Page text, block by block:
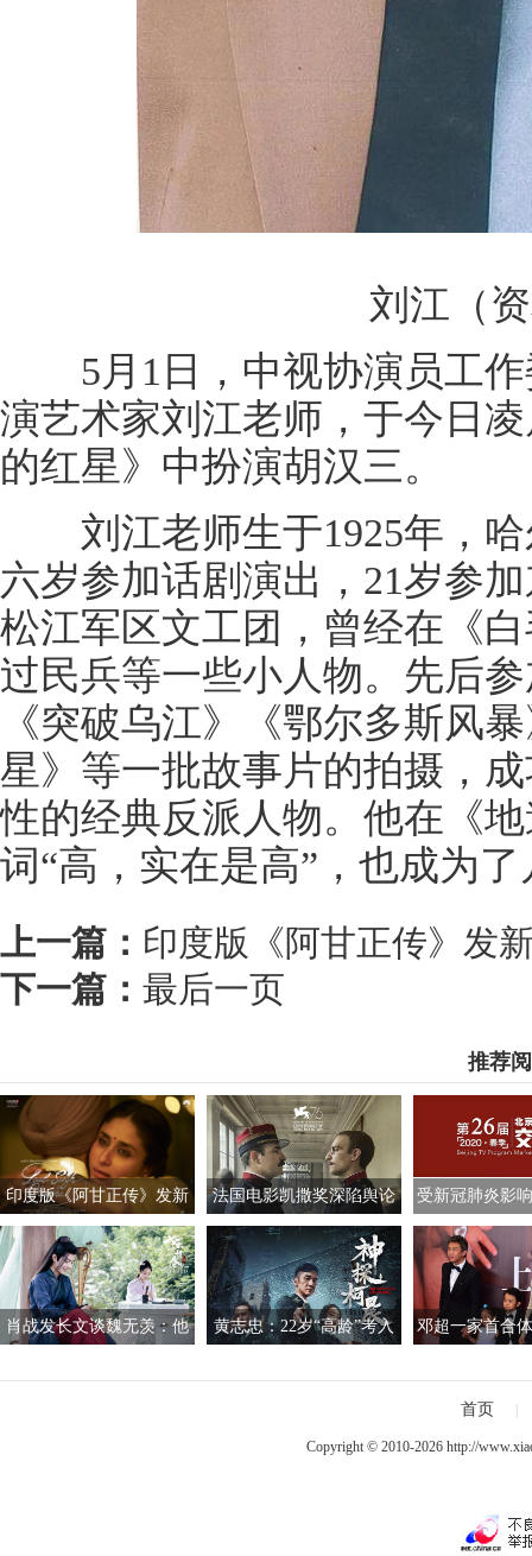
刘江（
5月1日，中视协演员工作
演艺术家刘江老师，于今日
的红星》中扮演胡汉三。
刘江老师生于1925年，哈
六岁参加话剧演出，21岁参
松江军区文工团，曾经在《
过民兵等一些小人物。先后
《突破乌江》《鄂尔多斯风
星》等一批故事片的拍摄，
性的经典反派人物。他在《
词“高，实在是高”，也成为
上一篇： 印度版《阿甘正传》发
下一篇： 最后一页
推荐
印度版《阿甘正传》发新
海报 阿米尔汗与女主亮相
法国电影凯撒奖深陷舆论
风波 董事会成员集体辞职
受新冠肺炎影
交会开启线
肖战发长文谈魏无羡：他
黄志忠：22岁“高龄”考入
邓超一家首合
首页
Copyright © 2010-2026 http://